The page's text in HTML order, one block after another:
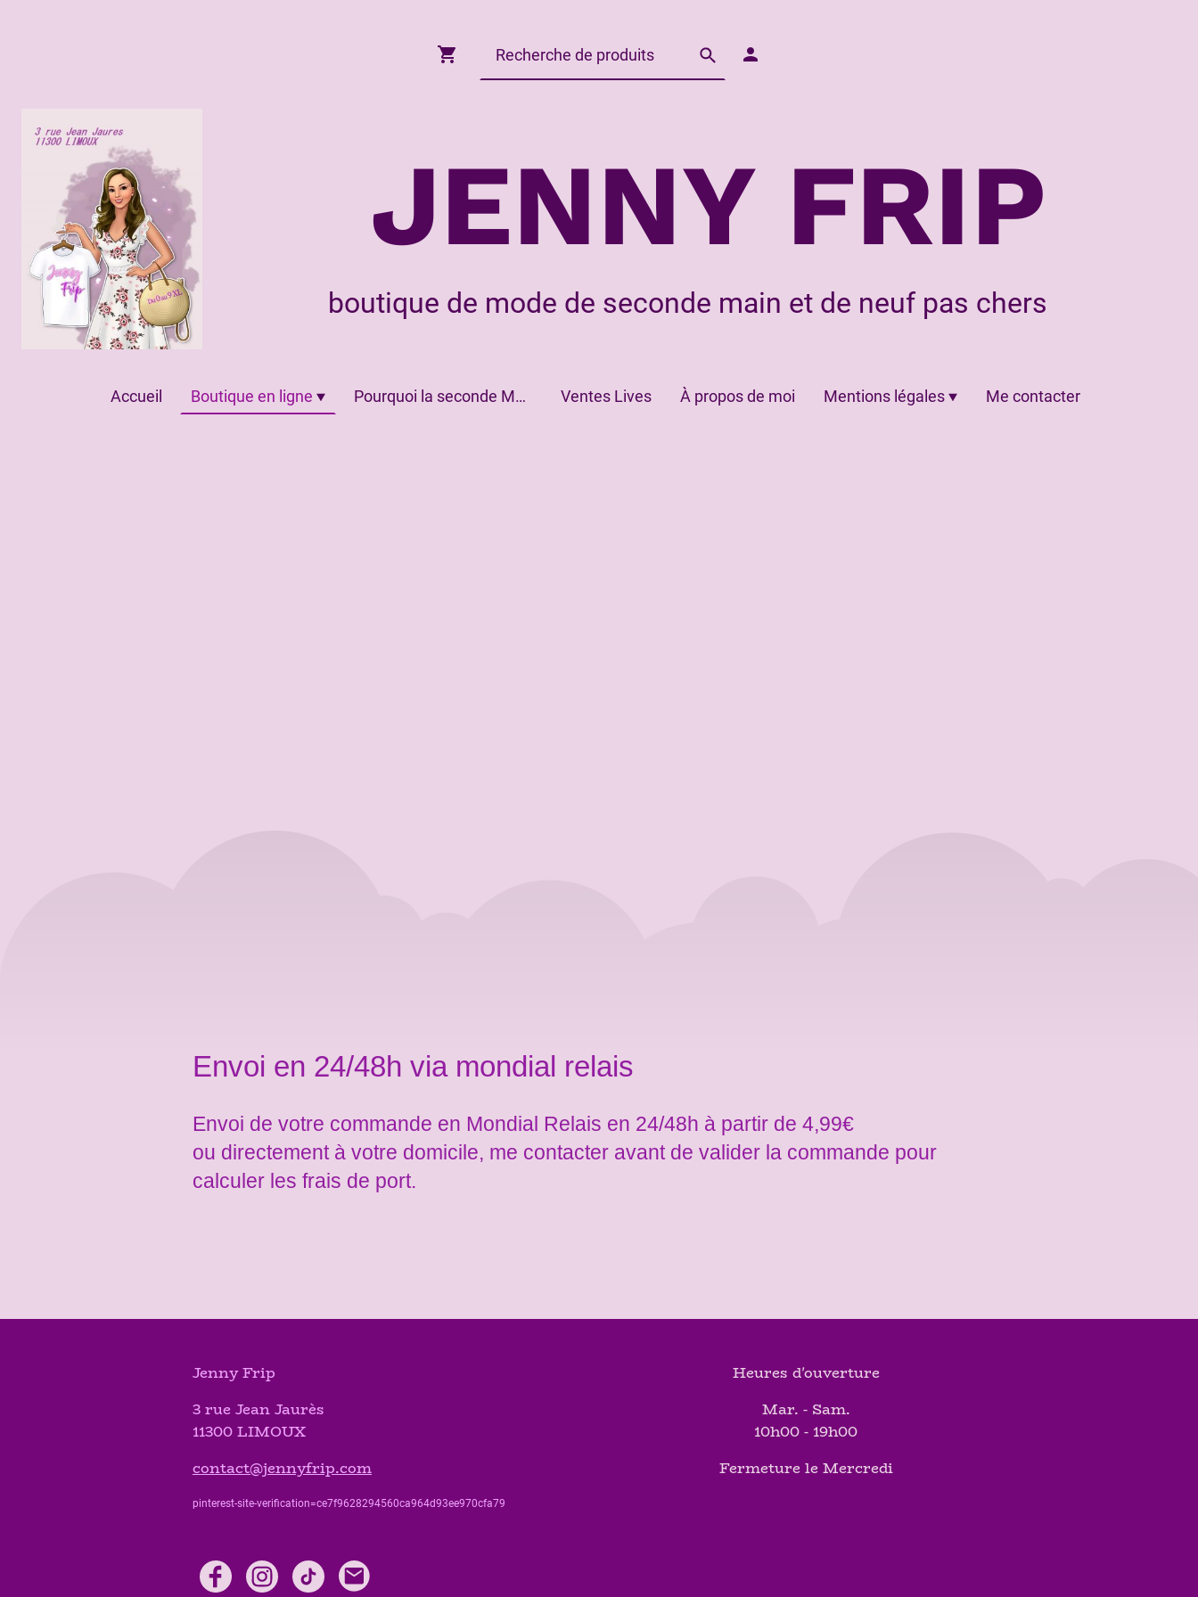
JENNY FRIP
boutique de mode de seconde main et de neuf pas chers
Accueil Boutique en ligne Pourquoi la seconde Main? Ventes Lives À propos de moi Mentions légales Me contacter
Envoi en 24/48h via mondial relais
Envoi de votre commande en Mondial Relais en 24/48h à partir de 4,99€
ou directement à votre domicile, me contacter avant de valider la commande pour
calculer les frais de port.
Jenny Frip
3 rue Jean Jaurès
11300 LIMOUX
contact@jennyfrip.com
pinterest-site-verification=ce7f9628294560ca964d93ee970cfa79
Heures d'ouverture
Mar. - Sam.
10h00 - 19h00
Fermeture le Mercredi